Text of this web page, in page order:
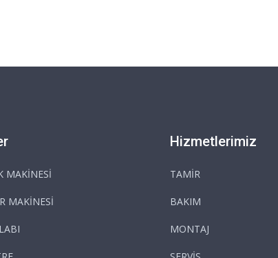
MAKİNESİ
MAKİNESİ
Hizmetlerimiz
TAMİR
BAKIM
MONTAJ